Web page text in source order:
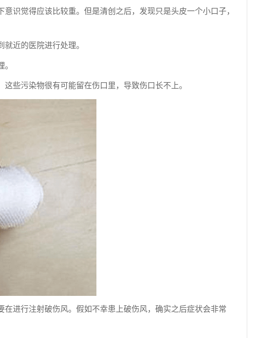
识觉得应该比较重。但是清创之后，发现只是头皮一个小口子，
近的医院进行处理。
些污染物很有可能留在伤口里，导致伤口长不上。
进行注射破伤风。假如不幸患上破伤风，确实之后症状会非常